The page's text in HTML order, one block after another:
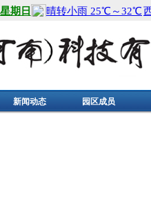
新闻动态 园区成员